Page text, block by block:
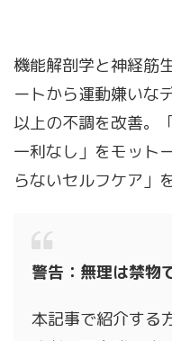
機能解剖学と神経筋
ートから運動嫌いな
以上の不調を改善。
一利なし」をモット
らないセルフケア」
警告：無理は禁物
本記事で紹介する